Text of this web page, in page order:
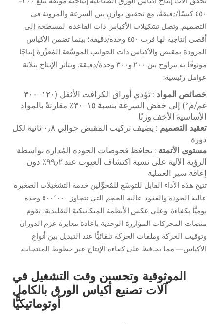
٤٥٠ كيسًا/دقيقةً، مع تحقيق توازنٍ بين السرعة والمرونة في
التصميم. وتصل تشكيلات الأكياس ذات القاعدة المسطحة إلى
أقصى إنتاجية لها قرب ٤٥٠ وحدة/دقيقة؛ بينما تضمن الأكياس
المزودة بمقبض والأكياس ذات الجوانب الموسَّعة المُعزَّزة إنتاجًا
موثوقًا به يتراوح بين ٢٠٠ و٣٠٠ وحدة/دقيقة. ويتأثر الإنتاج بثلاثة
عوامل رئيسية:
خصائص المواد
: تؤدي أوراق الكرافت الأثقل (١٢٠–٣٠٠
غم/م²) إلى خفض السرعة بنسبة ١٥–٣٠٪ مقارنةً بالمواد
الأساسية الأخف وزنًا
تعقيد التصميم
: يضيف تركيب المقبض حوالي ٠٫٨ ثانية لكل
دورة
مستوى الأتمتة : تحافظ فحوصات الجودة المُدارة بواسطة
الرؤية الآلية على نسبة اكتشاف العيوب عند ٩٩٫٢٪ دون
إعاقة سير العملية
تتيح هذه الأداء القابل للتوسّع للمُحوِّلين خدمة التشغيلات الصغيرة
عالية الجودة والعقود عالية الحجم التي تتجاوز ٥٠٠٬٠٠٠ وحدة
يوميًّا بكفاءة. وعلى عكس الأنظمة الميكانيكية التقليدية، تقوم
منصات المحركات المؤازرة الوحدية بإعادة معايرة عزم الدوران
وتوقيت الحركة وملفات الحركة تلقائيًّا عند التبديل بين أنواع
الأكياس— مما يحافظ على كفاءة الإنتاج عبر خطوط المنتجات.
الموثوقية وتحسين وقت التشغيل في
آلات تصنيع أكياس الورق بالكامل
أوتوماتيكيًّا